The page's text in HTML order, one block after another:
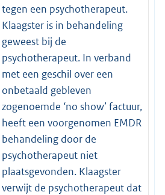
tegen een psychotherapeut.
Klaagster is in behandeling
geweest bij de
psychotherapeut. In verband
met een geschil over een
onbetaald gebleven
zogenoemde ‘no show’ factuur,
heeft een voorgenomen EMDR
behandeling door de
psychotherapeut niet
plaatsgevonden. Klaagster
verwijt de psychotherapeut dat